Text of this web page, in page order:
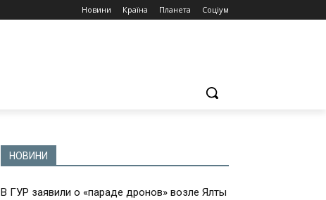
Новини Країна Планета Соціум
НОВИНИ
В ГУР заявили о «параде дронов» возле Ялты